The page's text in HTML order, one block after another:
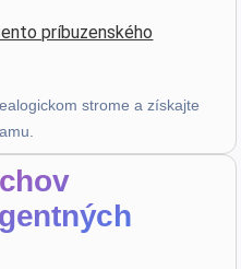
príbuzenského
strome a získajte